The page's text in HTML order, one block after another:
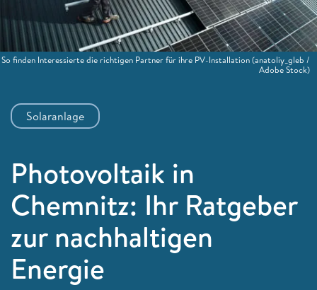
Solaranlage
Photovoltaik in
Chemnitz: Ihr Ratgeber
zur nachhaltigen
Energie
So finden Interessierte die richtigen Partner für ihre PV-Installation(anatoliy_gleb /
Adobe Stock)